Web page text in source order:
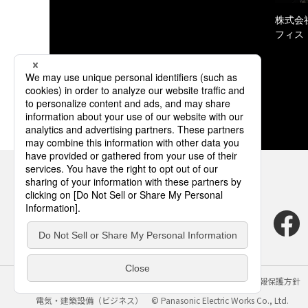
株式
フィス
サイトのご利用にあたって クッキーポリシー
個人情報保護方針
電気・建築設備（ビジネス）
© Panasonic Electric Works Co., Ltd.